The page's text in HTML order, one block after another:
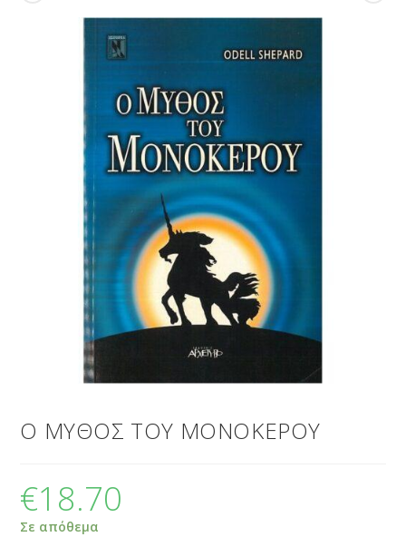
Ο ΜΥΘΟΣ ΤΟΥ ΜΟΝΟΚΕΡΟΥ
€18.70
Σε απόθεμα